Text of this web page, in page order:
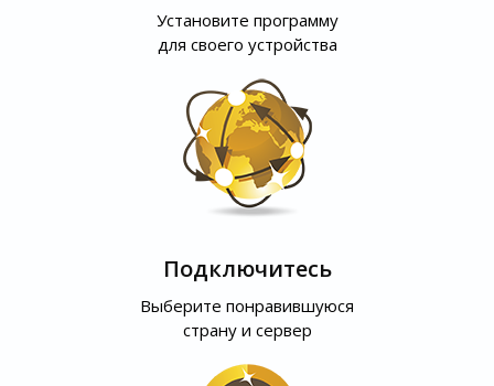
Установите программу
для своего устройства
Подключитесь
Выберите понравившуюся
страну и сервер